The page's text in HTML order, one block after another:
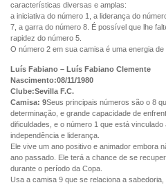
características diversas e amplas:
a iniciativa do número 1, a liderança do
7, a garra do número 8. É possível que lhe
rapidez do número 5.
O número 2 em sua camisa é uma energia de
Luís Fabiano – Luís Fabiano Clemente
Nascimento:08/11/1980
Clube:Sevilla F.C.
Camisa: 9Seus principais números são o 8
determinação, e grande capacidade de
dificuldades, e o número 1 que está
independência e liderança.
Ele vive um ano positivo e animador embora
ano passado. Ele terá a chance de se
durante o período da Copa.
Usa a camisa 9 que se relaciona a sabedoria,